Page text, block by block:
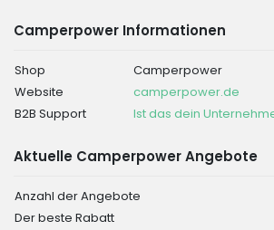
Camperpower Informationen
Shop
Camperpower
Website
camperpower.de
B2B Support
Ist das dein
Aktuelle Camperpower Angebote
Anzahl der Angebote
Der beste Rabatt